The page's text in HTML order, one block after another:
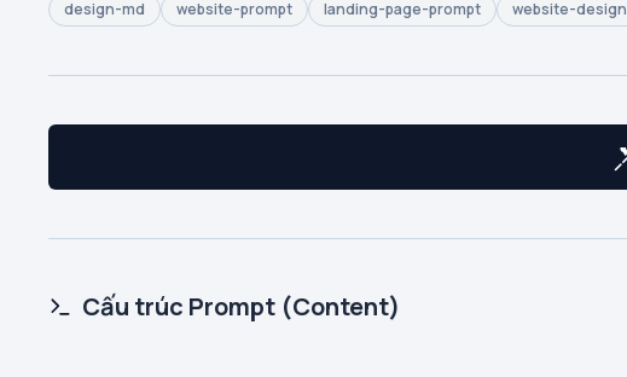
design-md website-prompt landing-page-prompt website-design
Cấu trúc Prompt (Content)